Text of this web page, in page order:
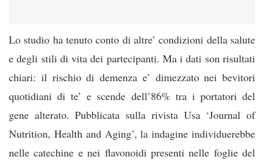
Lo studio ha tenuto conto di altre’ condizioni della salute
e degli stili di vita dei partecipanti. Ma i dati son risultati
chiari: il rischio di demenza e’ dimezzato nei bevitori
quotidiani di te’ e scende dell’86% tra i portatori del
gene alterato. Pubblicata sulla rivista Usa ‘Journal of
Nutrition, Health and Aging’, la indagine individuerebbe
nelle catechine e nei flavonoidi presenti nelle foglie del